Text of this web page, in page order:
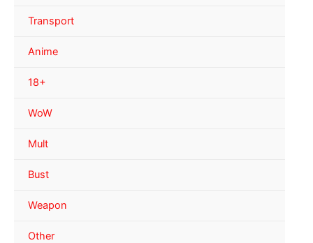
Transport
Anime
18+
WoW
Mult
Bust
Weapon
Other